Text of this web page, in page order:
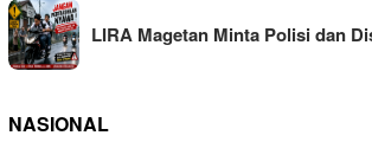
LIRA Magetan Minta Polisi dan
NASIONAL